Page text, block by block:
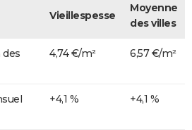
Vieillespesse
Moyenne
des villes
4,74 €/m² 6,57 €/m²
+4,1 % +4,1 %